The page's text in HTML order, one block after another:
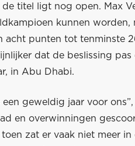
titel ligt nog open. Max
kunnen
acht punten tot tenminste
dat de beslissing
in Abu Dhabi.
een geweldig jaar voor
en overwinningen
toen zat er vaak niet meer